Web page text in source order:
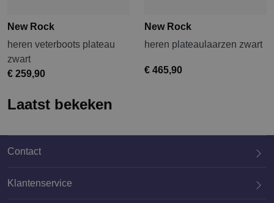
New Rock
heren veterboots plateau
zwart
€ 259,90
New Rock
heren plateaulaarzen zwart
€ 465,90
Laatst bekeken
Contact
Klantenservice